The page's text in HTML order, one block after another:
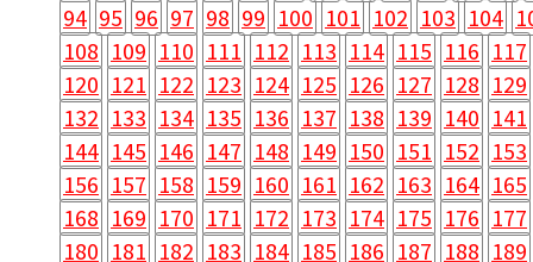
94 95 96 97 98 99 100 101 102 103 104
108 109 110 111 112 113 114 115 116 117
120 121 122 123 124 125 126 127 128 129
132 133 134 135 136 137 138 139 140 141
144 145 146 147 148 149 150 151 152 153
156 157 158 159 160 161 162 163 164 165
168 169 170 171 172 173 174 175 176 177
180 181 182 183 184 185 186 187 188 189